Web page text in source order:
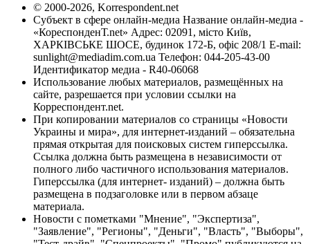
© 2000-2026, Korrespondent.net
Субъект в сфере онлайн-медиа Название онлайн-медиа -
«КореспонденТ.net» Адрес: 02091, місто Київ,
ХАРКІВСЬКЕ ШОСЕ, будинок 172-Б, офіс 208/1 E-mail:
sunlight@mediadim.com.ua Телефон: 044-205-43-00
Идентификатор медиа - R40-06068
Использование любых материалов, размещённых на
сайте, разрешается при условии ссылки на
Корреспондент.net.
При копировании материалов со страницы «Новости
Украины и мира», для интернет-изданий – обязательна
прямая открытая для поисковых систем гиперссылка.
Ссылка должна быть размещена в независимости от
полного либо частичного использования материалов.
Гиперссылка (для интернет- изданий) – должна быть
размещена в подзаголовке или в первом абзаце
материала.
Новости с пометками "Мнение", "Экспертиза",
"Заявление", "Регионы", "Деньги", "Власть", "Выборы",